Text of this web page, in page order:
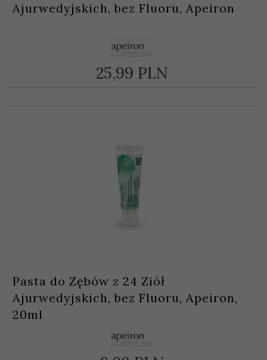
Ajurwedyjskich, bez Fluoru, Apeiron
25,99 PLN
Pasta do Zębów z 24 Ziół
Ajurwedyjskich, bez Fluoru, Apeiron,
20ml